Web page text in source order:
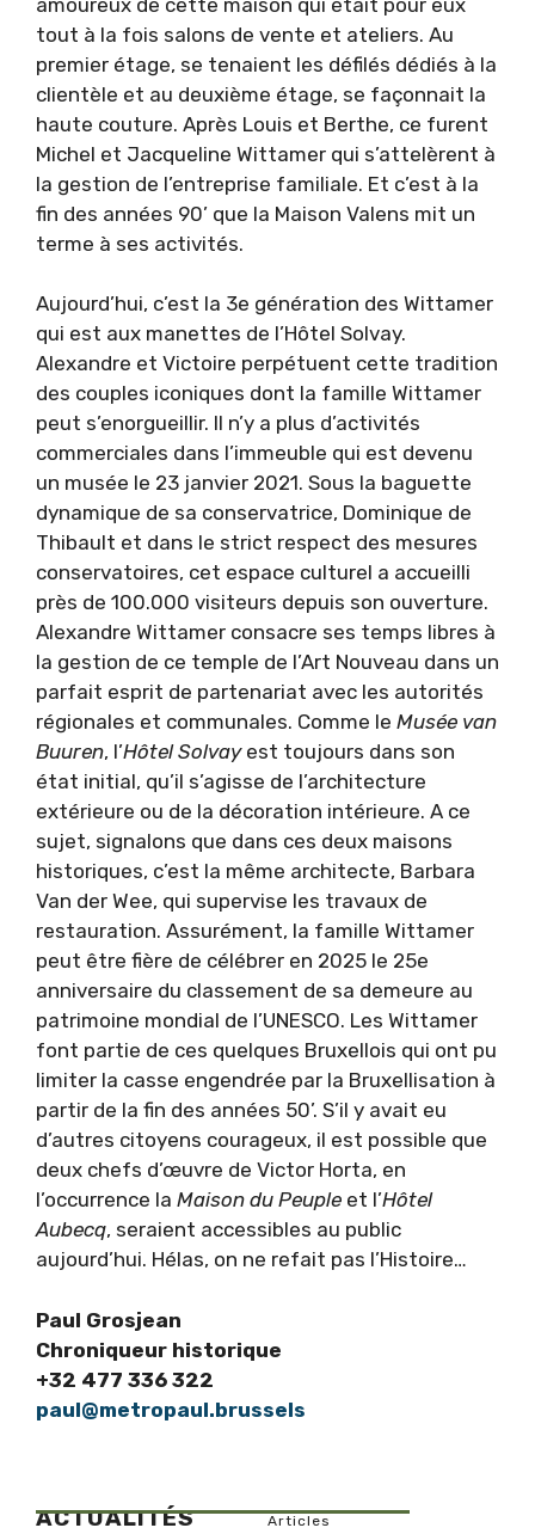
tout à la fois salons de vente et ateliers. Au
premier étage, se tenaient les défilés dédiés à la
clientèle et au deuxième étage, se façonnait la
haute couture. Après Louis et Berthe, ce furent
Michel et Jacqueline Wittamer qui s’attelèrent à
la gestion de l’entreprise familiale. Et c’est à la
fin des années 90’ que la Maison Valens mit un
terme à ses activités.
Aujourd’hui, c’est la 3e génération des Wittamer
qui est aux manettes de l’Hôtel Solvay.
Alexandre et Victoire perpétuent cette tradition
des couples iconiques dont la famille Wittamer
peut s’enorgueillir. Il n’y a plus d’activités
commerciales dans l’immeuble qui est devenu
un musée le 23 janvier 2021. Sous la baguette
dynamique de sa conservatrice, Dominique de
Thibault et dans le strict respect des mesures
conservatoires, cet espace culturel a accueilli
près de 100.000 visiteurs depuis son ouverture.
Alexandre Wittamer consacre ses temps libres à
la gestion de ce temple de l’Art Nouveau dans un
parfait esprit de partenariat avec les autorités
régionales et communales. Comme le Musée van
Buuren, l’Hôtel Solvay est toujours dans son
état initial, qu’il s’agisse de l’architecture
extérieure ou de la décoration intérieure. A ce
sujet, signalons que dans ces deux maisons
historiques, c’est la même architecte, Barbara
Van der Wee, qui supervise les travaux de
restauration. Assurément, la famille Wittamer
peut être fière de célébrer en 2025 le 25e
anniversaire du classement de sa demeure au
patrimoine mondial de l’UNESCO. Les Wittamer
font partie de ces quelques Bruxellois qui ont pu
limiter la casse engendrée par la Bruxellisation à
partir de la fin des années 50’. S’il y avait eu
d’autres citoyens courageux, il est possible que
deux chefs d’œuvre de Victor Horta, en
l’occurrence la Maison du Peuple et l’Hôtel
Aubecq, seraient accessibles au public
aujourd’hui. Hélas, on ne refait pas l’Histoire…
Paul Grosjean
Chroniqueur historique
+32 477 336 322
paul@metropaul.brussels
ACTUALITÉS Articles